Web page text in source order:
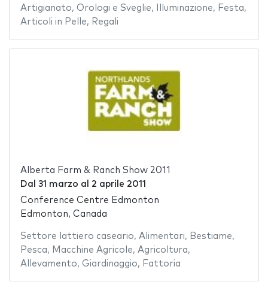
Artigianato, Orologi e Sveglie, Illuminazione, Festa,
Articoli in Pelle, Regali
Alberta Farm & Ranch Show 2011
Dal 31 marzo al 2 aprile 2011
Conference Centre Edmonton
Edmonton, Canada
Settore lattiero caseario, Alimentari, Bestiame,
Pesca, Macchine Agricole, Agricoltura,
Allevamento, Giardinaggio, Fattoria